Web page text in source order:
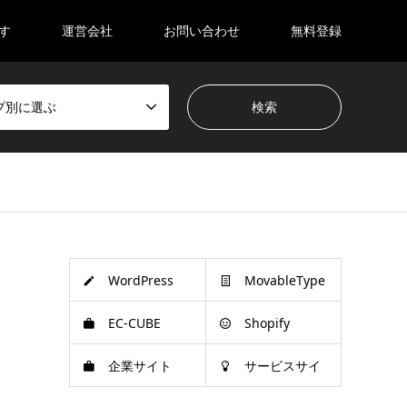
運営会社 お問い合わせ 無料登録
別に選ぶ
WordPress MovableType
EC-CUBE Shopify
企業サイト サービスサイ